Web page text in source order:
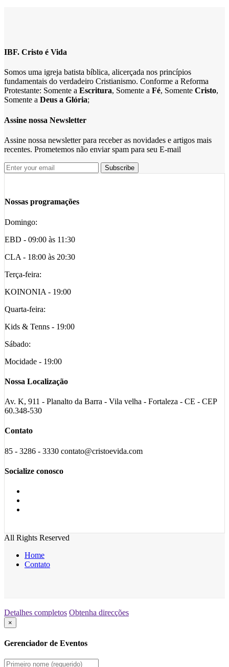
IBF. Cristo é Vida
Somos uma igreja batista bíblica, alicerçada nos princípios
fundamentais do verdadeiro Cristianismo. Conforme a Reforma
Protestante: Somente a Escritura, Somente a Fé, Somente Cristo,
Somente a Deus a Glória;
Assine nossa Newsletter
Assine nossa newsletter para receber as novidades e artigos mais
recentes. Prometemos não enviar spam para seu E-mail
Nossas programações
Domingo:
EBD - 09:00 às 11:30
CLA - 18:00 às 20:30
Terça-feira:
KOINONIA - 19:00
Quarta-feira:
Kids & Tenns - 19:00
Sábado:
Mocidade - 19:00
Nossa Localização
Av. K, 911 - Planalto da Barra - Vila velha - Fortaleza - CE - CEP
60.348-530
Contato
85 - 3286 - 3330 contato@cristoevida.com
Socialize conosco
All Rights Reserved
Home
Contato
Detalhes completos Obtenha direcções
×
Gerenciador de Eventos